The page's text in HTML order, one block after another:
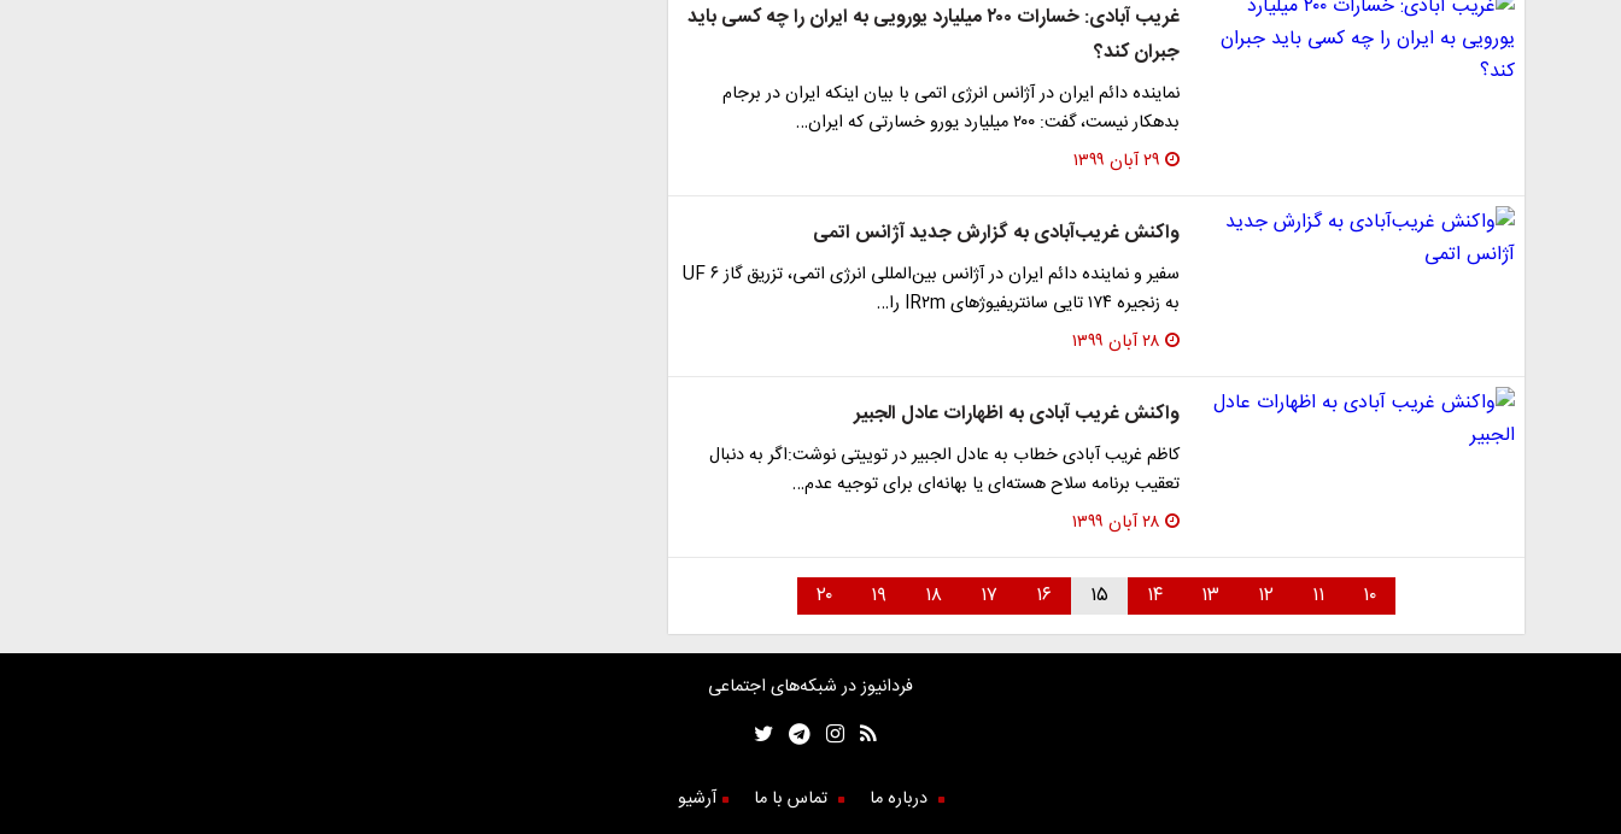
غریب آبادی: خسارات ۲۰۰ میلیارد یورویی به ایران را چه کسی باید
جبران کند؟
نماینده دائم ایران در آژانس انرژی اتمی با بیان اینکه ایران در برجام
بدهکار نیست، گفت: ۲۰۰ میلیارد یورو خسارتی که ایران…
۲۹ آبان ۱۳۹۹
واکنش غریب‌آبادی به گزارش جدید آژانس اتمی
سفیر و نماینده دائم ایران در آژانس بین‌المللی انرژی اتمی، تزریق گاز UF ۶
به زنجیره ۱۷۴ تایی سانتریفیوژ‌های IR۲m را…
۲۸ آبان ۱۳۹۹
واکنش غریب آبادی به اظهارات عادل الجبیر
کاظم غریب آبادی خطاب به عادل الجبیر در توییتی نوشت:اگر به دنبال
تعقیب برنامه سلاح هسته‌ای یا بهانه‌ای برای توجیه عدم…
۲۸ آبان ۱۳۹۹
۱۰ ۱۱ ۱۲ ۱۳ ۱۴ ۱۵ ۱۶ ۱۷ ۱۸ ۱۹ ۲۰
فردانیوز در شبکه‌های اجتماعی
درباره ما تماس با ما آرشیو